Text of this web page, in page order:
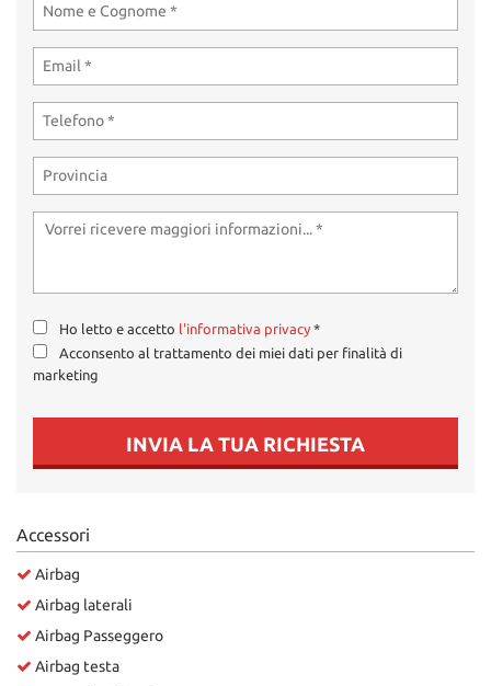
Ho letto e accetto l'informativa privacy *
Acconsento al trattamento dei miei dati per finalità di
marketing
INVIA LA TUA RICHIESTA
Accessori
Airbag
Airbag laterali
Airbag Passeggero
Airbag testa